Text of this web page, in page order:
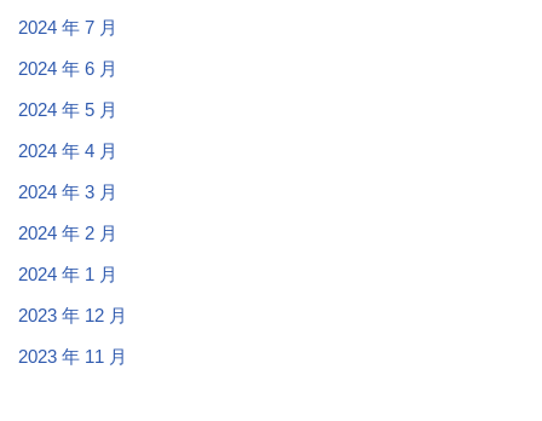
2024 年 7 月
2024 年 6 月
2024 年 5 月
2024 年 4 月
2024 年 3 月
2024 年 2 月
2024 年 1 月
2023 年 12 月
2023 年 11 月